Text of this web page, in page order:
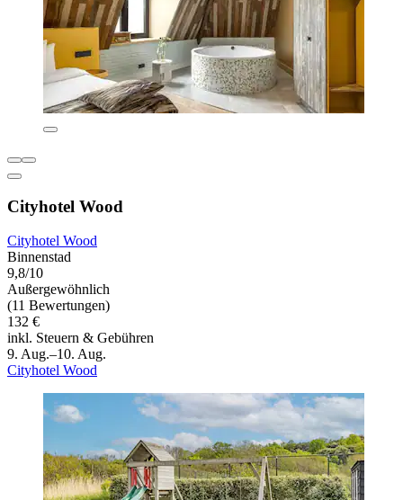
Cityhotel Wood
Cityhotel Wood
Binnenstad
9,8/10
Außergewöhnlich
(11 Bewertungen)
132 €
inkl. Steuern & Gebühren
9. Aug.–10. Aug.
Cityhotel Wood